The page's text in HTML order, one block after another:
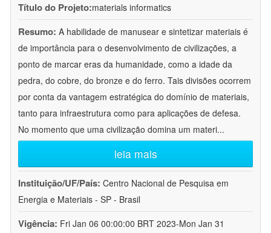
Título do Projeto:materials informatics
Resumo: A habilidade de manusear e sintetizar materiais é
de importância para o desenvolvimento de civilizações, a
ponto de marcar eras da humanidade, como a idade da
pedra, do cobre, do bronze e do ferro. Tais divisões ocorrem
por conta da vantagem estratégica do domínio de materiais,
tanto para infraestrutura como para aplicações de defesa.
No momento que uma civilização domina um materi...
leia mais
Instituição/UF/País: Centro Nacional de Pesquisa em
Energia e Materiais - SP - Brasil
Vigência: Fri Jan 06 00:00:00 BRT 2023-Mon Jan 31